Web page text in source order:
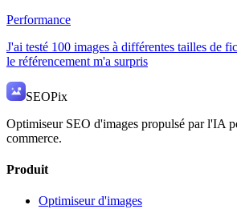
Performance
J'ai testé 100 images à différentes tailles de
le référencement m'a surpris
SEOPix
Optimiseur SEO d'images propulsé par l'IA
commerce.
Produit
Optimiseur d'images